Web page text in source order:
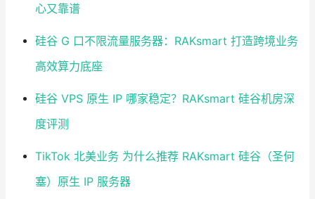
心又靠谱
硅谷 G 口不限流量服务器：RAKsmart 打造跨境业务
高效算力底座
硅谷 VPS 原生 IP 哪家稳定？RAKsmart 硅谷机房深
度评测
TikTok 北美业务 为什么推荐 RAKsmart 硅谷（圣何
塞）原生 IP 服务器